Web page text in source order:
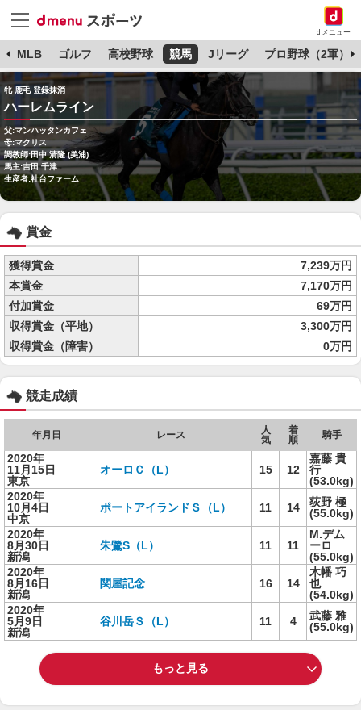
dメニュー
MLB ゴルフ 高校野球 競馬 Jリーグ プロ野球（2軍）
牝 鹿毛 登録抹消
ハーレムライン
父:マンハッタンカフェ
母:マクリス
調教師:田中 清隆 (美浦)
馬主:吉田 千津
生産者:社台ファーム
賞金
獲得賞金
7,239万円
本賞金
7,170万円
付加賞金
69万円
収得賞金（平地）
3,300万円
収得賞金（障害）
0万円
競走成績
年月日 レース
人
気
着
順
騎手
2020年
11月15日
東京
オーロＣ（L） 15 12
嘉藤 貴
行
(53.0kg)
2020年
10月4日
中京
ポートアイランドＳ（L） 11 14
荻野 極
(55.0kg)
2020年
8月30日
新潟
朱鷺S（L） 11 11
M.デム
ーロ
(55.0kg)
2020年
8月16日
新潟
関屋記念 16 14
木幡 巧
也
(54.0kg)
2020年
5月9日
新潟
谷川岳Ｓ（L） 11 4
武藤 雅
(55.0kg)
もっと見る